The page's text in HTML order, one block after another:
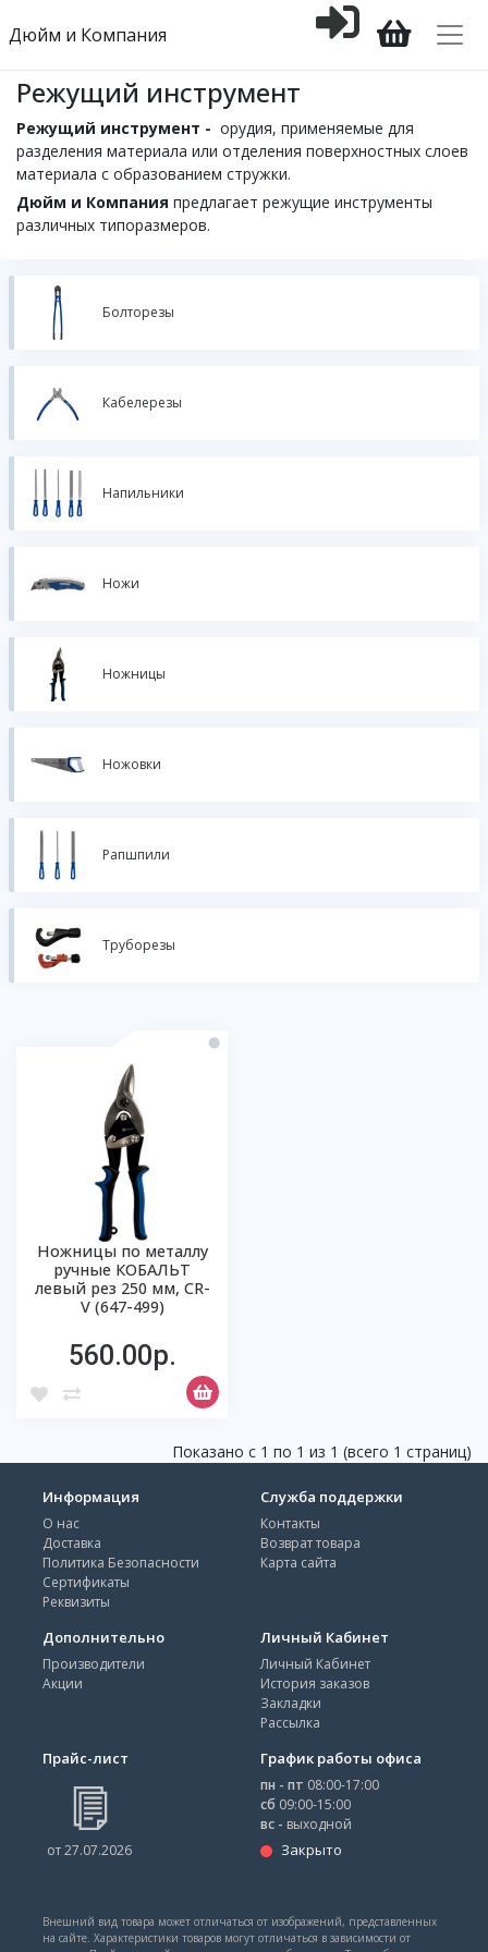
Дюйм и Компания
Режущий инструмент
Режущий инструмент - орудия, применяемые для
разделения материала или отделения поверхностных слоев
материала с образованием стружки.
Дюйм и Компания предлагает режущие инструменты
различных типоразмеров.
Болторезы
Кабелерезы
Напильники
Ножи
Ножницы
Ножовки
Рапшпили
Труборезы
Ножницы по металлу
ручные КОБАЛЬТ
левый рез 250 мм, CR-
V (647-499)
560.00р.
Показано с 1 по 1 из 1 (всего 1 страниц)
Информация
О нас
Доставка
Политика Безопасности
Сертификаты
Реквизиты
Служба поддержки
Контакты
Возврат товара
Карта сайта
Дополнительно
Производители
Акции
Личный Кабинет
Личный Кабинет
История заказов
Закладки
Рассылка
Прайс-лист
от 27.07.2026
График работы офиса
пн - пт 08:00-17:00
сб 09:00-15:00
вс - выходной
Закрыто
Внешний вид товара может отличаться от изображений, представленных
на сайте. Характеристики товаров могут отличаться в зависимости от